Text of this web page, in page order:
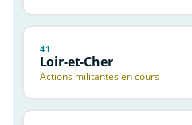
41
Loir-et-Cher
Actions militantes en cours